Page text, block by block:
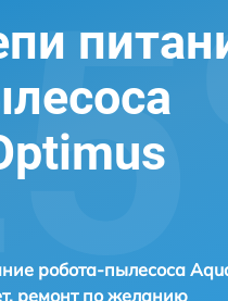
робота-пылесоса
ремонт по желанию